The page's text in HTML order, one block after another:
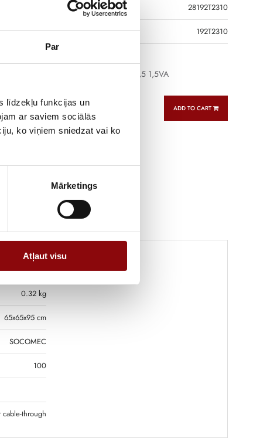
Par
līdzekļu funkcijas un
ar saviem sociālās
ko viņiem sniedzat vai ko
Mārketings
Atļaut visu
28192T2310
CODE 192T2310
through CT TCB 26-30 100A/5A Class 0,5 1,5VA
ADD TO CART
0.32 kg
65x65x95 cm
SOCOMEC
100
cable-through